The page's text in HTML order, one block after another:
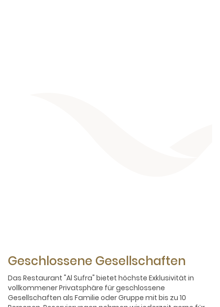
Geschlossene Gesellschaften
Das Restaurant "Al Sufra" bietet höchste Exklusivität in
vollkommener Privatsphäre für geschlossene
Gesellschaften als Familie oder Gruppe mit bis zu 10